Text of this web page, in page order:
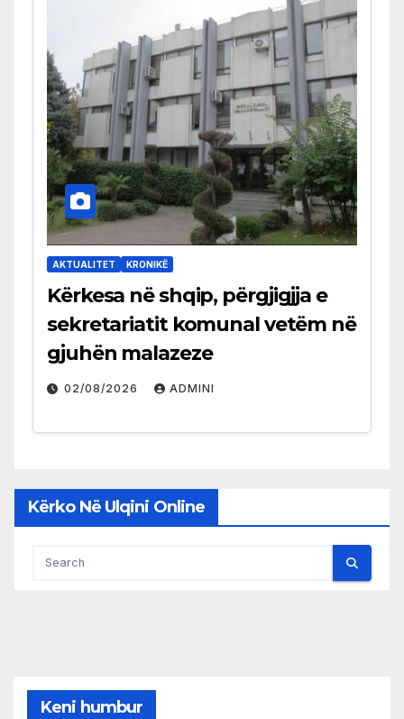
AKTUALITET KRONIKË
Kërkesa në shqip, përgjigjja e
sekretariatit komunal vetëm në
gjuhën malazeze
02/08/2026 ADMINI
Kërko Në Ulqini Online
Keni humbur